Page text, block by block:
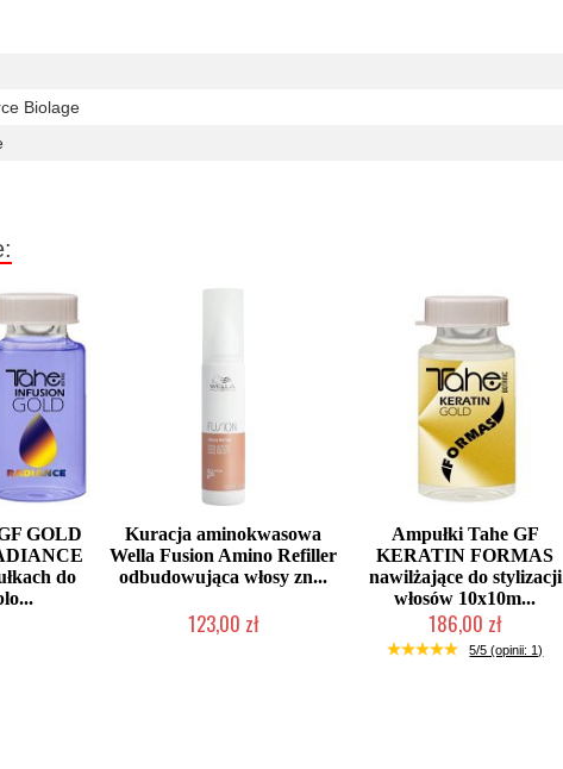
Biolage
GOLD
do
Kuracja aminokwasowa
Wella Fusion Amino Refiller
odbudowująca włosy zn...
123,00 zł
Ampułki Tahe GF
KERATIN FORMAS
nawilżające do stylizacji
włosów 10x10m...
186,00 zł
Mała ilość (wysyłka w 24h)
5/5 (opinii: 1)